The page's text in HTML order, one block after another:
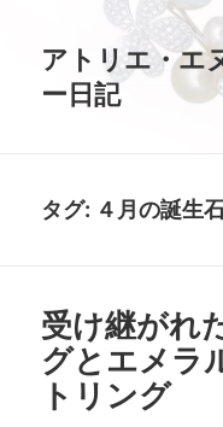
アトリエ・
ー日記
タグ: ４月の誕生
受け継がれ
グとエメラ
トリング